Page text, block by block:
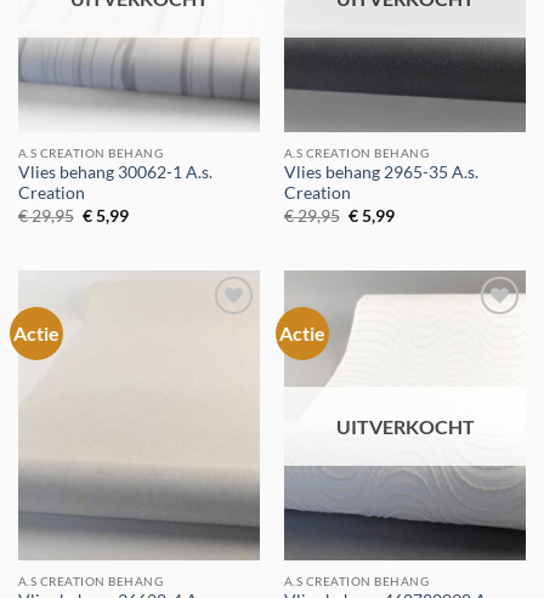
A.S CREATION BEHANG
Vlies behang 30062-1 A.s.
Creation
€29,95 Oorspronkelijke
prijs
€5,99Huidige
A.S CREATION BEHANG
Vlies behang 2965-35 A.s.
Creation
€29,95 Oorspronkelijke
prijs
€5,99Huidige
Actie
A.S CREATION BEHANG
Actie
UITVERKOCHT
A.S CREATION BEHANG